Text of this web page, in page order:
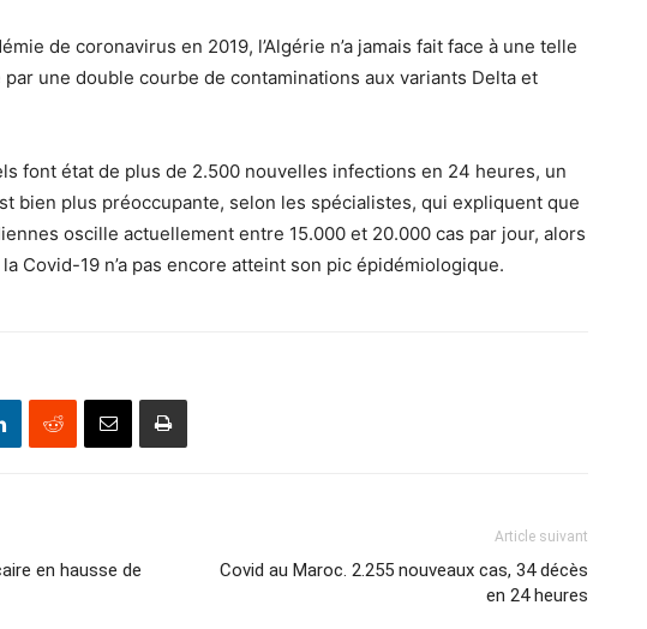
de coronavirus en 2019, l’Algérie n’a jamais fait face à une telle
une double courbe de contaminations aux variants Delta et
font état de plus de 2.500 nouvelles infections en 24 heures, un
bien plus préoccupante, selon les spécialistes, qui expliquent que
oscille actuellement entre 15.000 et 20.000 cas par jour, alors
Covid-19 n’a pas encore atteint son pic épidémiologique.
en hausse de
Article suivant
Covid au Maroc. 2.255 nouveaux cas, 34 décès
en 24 heures